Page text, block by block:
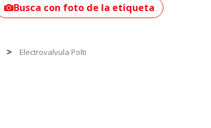
Busca con foto de la etiqueta
Electrovalvula Polti